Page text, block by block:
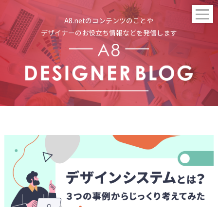
A8.netのコンテンツのことや
デザイナーのお役立ち情報などを発信します
t
o
i
t
i